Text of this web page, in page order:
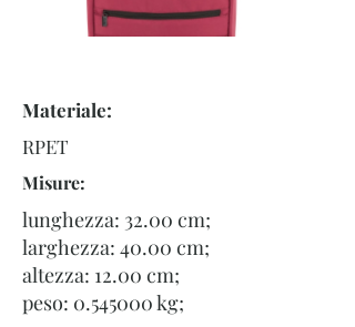
Materiale:
RPET
Misure:
lunghezza: 32.00 cm;
larghezza: 40.00 cm;
altezza: 12.00 cm;
peso: 0.545000kg;